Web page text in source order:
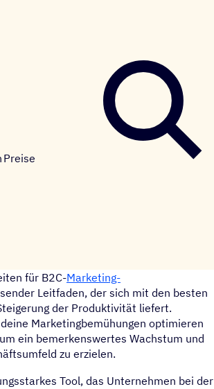
Preise
für B2C-Marketing-
Leitfaden, der sich mit den besten
der Produktivität liefert.
Marketingbemühungen optimieren
ein bemerkenswertes Wachstum und
zu erzielen.
Tool, das Unternehmen bei der